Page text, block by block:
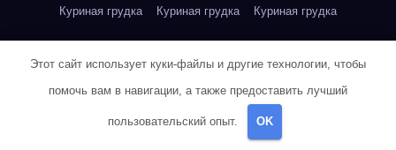
Куриная грудка Куриная грудка Куриная грудка
Куриная грудка Куриная грудка Куриная грудка
Куриная грудка Куриная грудка Куриная грудка
Этот сайт использует куки-файлы и другие технологии, чтобы
помочь вам в навигации, а также предоставить лучший
пользовательский опыт. OK